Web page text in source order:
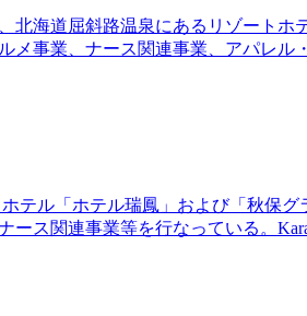
海道屈斜路温泉にあるリゾートホ
事業、ナース関連事業、アパレル
テル「ホテル瑞鳳」および「秋保
ス関連事業等を行なっている。